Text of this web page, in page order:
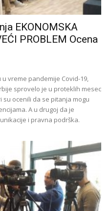
EKONOMSKA
PROBLEM Ocena
vreme pandemije Covid-19,
sprovelo je u proteklih mesec
ocenili da se pitanja mogu
A u drugoj da je
i pravna podrška.